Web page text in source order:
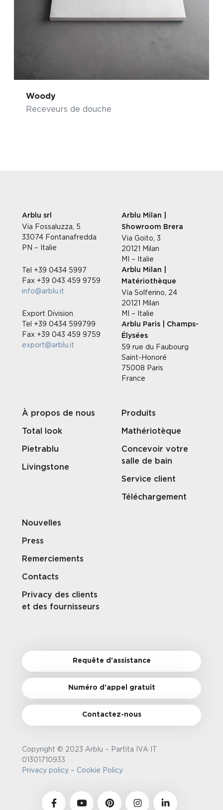
Woody
Receveurs de douche
Arblu srl
Via Fossaluzza, 5
33074 Fontanafredda
PN – Italie
Tel +39 0434 5997
Fax +39 043 459 9759
info@arblu.it
Export Division
Tel +39 0434 599799
Fax +39 043 459 9759
export@arblu.it
Arblu Milan |
Showroom Brera
Via Goito, 3
20121 Milan
MI – Italie
Arblu Milan |
Matériothèque
Via Solferino, 24
20121 Milan
MI – Italie
Arblu Paris | Champs-
Élysées
59 rue du Faubourg
Saint-Honoré
75008 Paris
France
À propos de nous
Total look
Pietrablu
Livingstone
Produits
Mathériotèque
Concevoir votre
salle de bain
Service client
Téléchargement
Nouvelles
Press
Remerciements
Contacts
Privacy des clients
et des fournisseurs
Requête d'assistance
Numéro d'appel gratuit
Contactez-nous
Copyright © 2023 Arblu – Partita IVA IT
01301710933
Privacy policy – Cookie Policy